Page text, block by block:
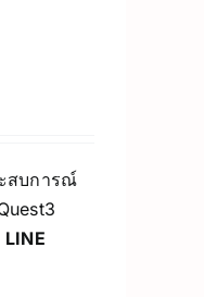
สบการณ์